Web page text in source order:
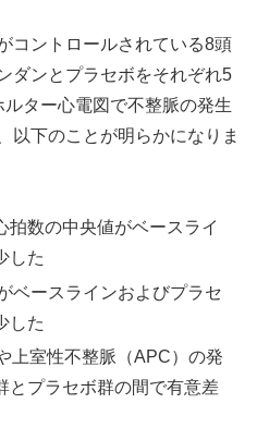
コントロールされている8頭
ダンとプラセボをそれぞれ5
ター心電図で不整脈の発生
以下のことが明らかになりま
拍数の中央値がベースライ
した
ベースラインおよびプラセ
した
上室性不整脈（APC）の発
とプラセボ群の間で有意差